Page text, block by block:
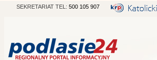
SEKRETARIAT TEL: 500 105 907